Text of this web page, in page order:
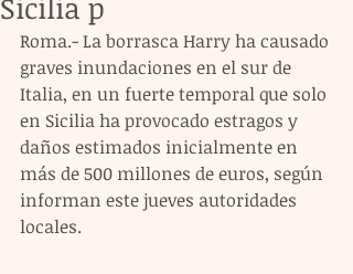
Roma.- La borrasca Harry ha causado
graves inundaciones en el sur de
Italia, en un fuerte temporal que solo
en Sicilia ha provocado estragos y
daños estimados inicialmente en
más de 500 millones de euros, según
informan este jueves autoridades
locales.